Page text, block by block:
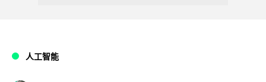
人工智能